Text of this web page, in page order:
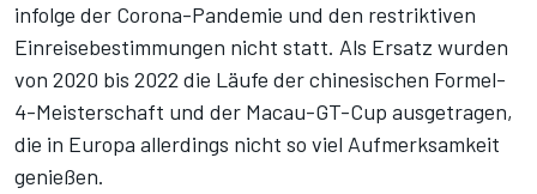
infolge der Corona-Pandemie und den restriktiven
Einreisebestimmungen nicht statt. Als Ersatz wurden
von 2020 bis 2022 die Läufe der chinesischen Formel-
4-Meisterschaft und der Macau-GT-Cup ausgetragen,
die in Europa allerdings nicht so viel Aufmerksamkeit
genießen.